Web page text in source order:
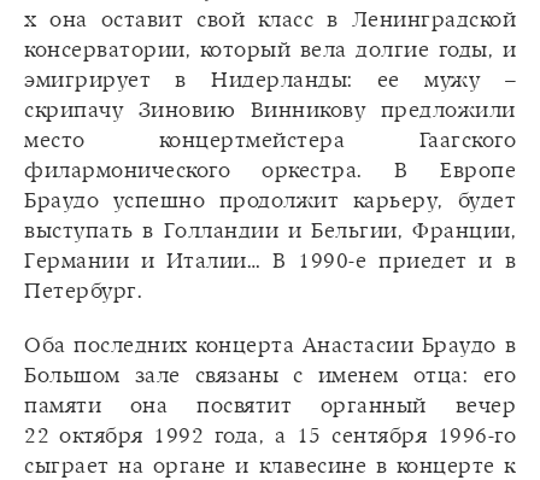
х она оставит свой класс в Ленинградской
консерватории, который вела долгие годы, и
эмигрирует в Нидерланды: ее мужу –
скрипачу Зиновию Винникову предложили
место концертмейстера Гаагского
филармонического оркестра. В Европе
Браудо успешно продолжит карьеру, будет
выступать в Голландии и Бельгии, Франции,
Германии и Италии… В 1990-е приедет и в
Петербург.
Оба последних концерта Анастасии Браудо в
Большом зале связаны с именем отца: его
памяти она посвятит органный вечер
22 октября 1992 года, а 15 сентября 1996-го
сыграет на органе и клавесине в концерте к